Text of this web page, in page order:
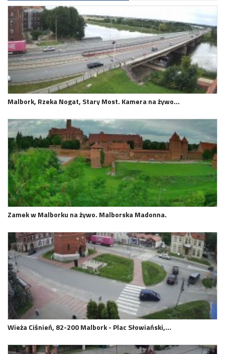
Malbork, Rzeka Nogat, Stary Most. Kamera na żywo…
Zamek w Malborku na żywo. Malborska Madonna.
Wieża Ciśnień, 82-200 Malbork - Plac Słowiański,…